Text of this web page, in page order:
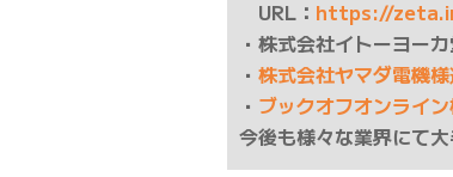
URL： https://
・株式会社イトーヨー
・ 株式会社ヤマダ電機
・ ブックオフオンライ
今後も様々な業界にて